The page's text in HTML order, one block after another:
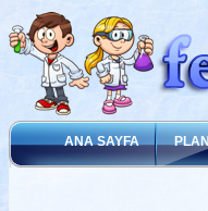
ANA SAYFA